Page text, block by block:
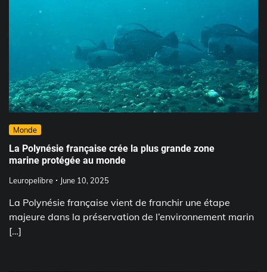
Monde
La Polynésie française crée la plus grande zone
marine protégée au monde
Leuropelibre June 10, 2025
La Polynésie française vient de franchir une étape
majeure dans la préservation de l’environnement marin
[…]